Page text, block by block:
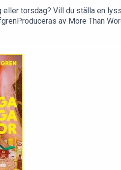
eller torsdag? Vill du ställa en
av More Than